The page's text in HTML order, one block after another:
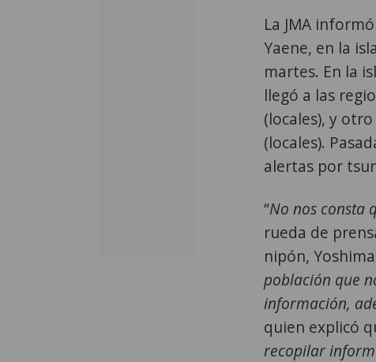
La JMA
Yaene, en la
martes. En la
llegó a las
(locales), y
(locales).
alertas por
“No nos consta
rueda de
nipón,
población que
información,
quien explicó
recopilar